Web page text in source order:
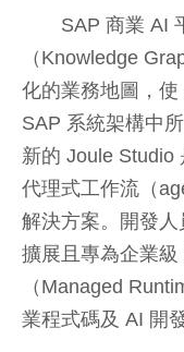
SAP 商業 AI 平
（Knowledge
化的業務地圖，
SAP 系統架構中
新的 Joule Studio
代理式工作流（
解決方案。開發
擴展且專為企業
（Managed
業程式碼及 AI 開